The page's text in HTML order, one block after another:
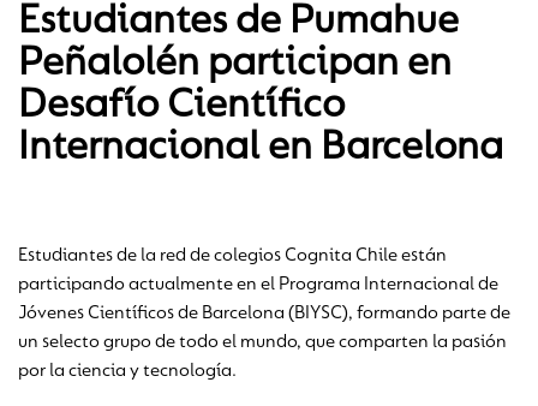
Estudiantes de Pumahue
Peñalolén participan en
Desafío Científico
Internacional en Barcelona
Estudiantes de la red de colegios Cognita Chile están
participando actualmente en el Programa Internacional de
Jóvenes Científicos de Barcelona (BIYSC), formando parte de
un selecto grupo de todo el mundo, que comparten la pasión
por la ciencia y tecnología.